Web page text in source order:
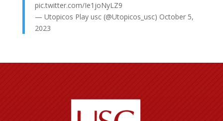
pic.twitter.com/Ie1joNyLZ9
— Utopicos Play usc (@Utopicos_usc) October 5,
2023